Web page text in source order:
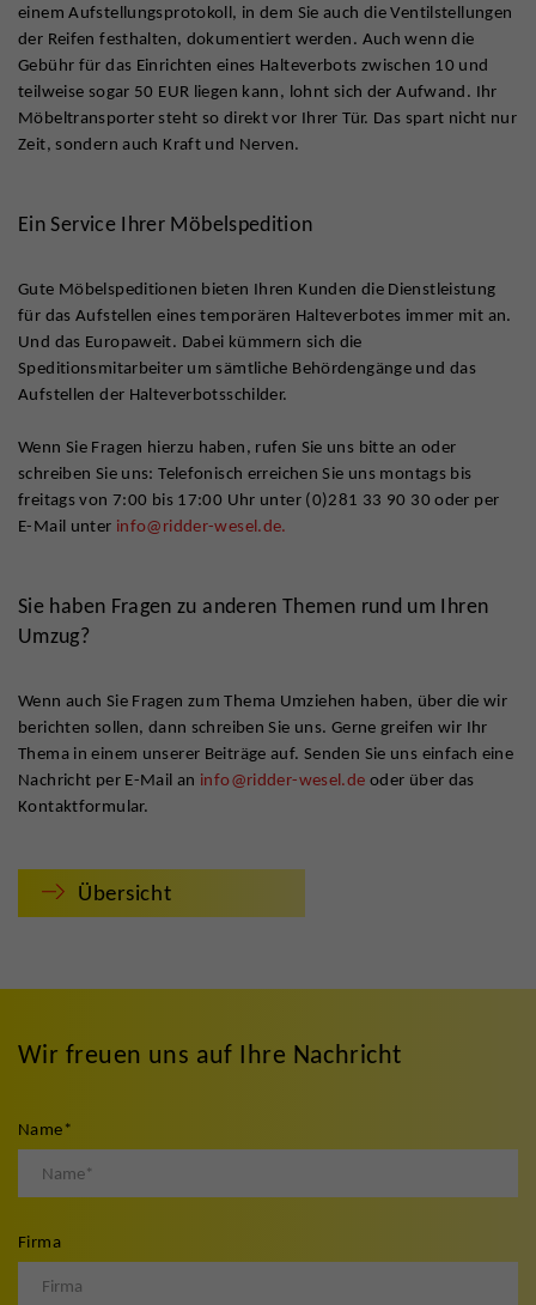
einem Aufstellungsprotokoll, in dem Sie auch die Ventilstellungen
der Reifen festhalten, dokumentiert werden. Auch wenn die
Gebühr für das Einrichten eines Halteverbots zwischen 10 und
teilweise sogar 50 EUR liegen kann, lohnt sich der Aufwand. Ihr
Möbeltransporter steht so direkt vor Ihrer Tür. Das spart nicht nur
Zeit, sondern auch Kraft und Nerven.
Ein Service Ihrer Möbelspedition
Gute Möbelspeditionen bieten Ihren Kunden die Dienstleistung
für das Aufstellen eines temporären Halteverbotes immer mit an.
Und das Europaweit. Dabei kümmern sich die
Speditionsmitarbeiter um sämtliche Behördengänge und das
Aufstellen der Halteverbotsschilder.
Wenn Sie Fragen hierzu haben, rufen Sie uns bitte an oder
schreiben Sie uns: Telefonisch erreichen Sie uns montags bis
freitags von 7:00 bis 17:00 Uhr unter (0)281 33 90 30 oder per
E-Mail unter info@ridder-wesel.de.
Sie haben Fragen zu anderen Themen rund um Ihren
Umzug?
Wenn auch Sie Fragen zum Thema Umziehen haben, über die wir
berichten sollen, dann schreiben Sie uns. Gerne greifen wir Ihr
Thema in einem unserer Beiträge auf. Senden Sie uns einfach eine
Nachricht per E-Mail an info@ridder-wesel.de oder über das
Kontaktformular.
Übersicht
Wir freuen uns auf Ihre Nachricht
Name*
Firma